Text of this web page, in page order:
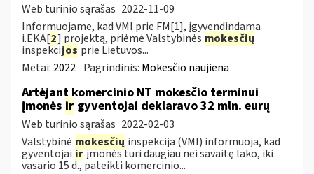
Web turinio sąrašas 2022-11-09
Informuojame, kad VMI prie FM[1], įgyvendindama
i.EKA[2] projektą, priėmė Valstybinės mokesčių
inspekcijos prie Lietuvos...
Metai: 2022 Pagrindinis: Mokesčio naujiena
Artėjant komercinio NT mokesčio terminui
įmonės ir gyventojai deklaravo 32 mln. eurų
Web turinio sąrašas 2022-02-03
Valstybinė mokesčių inspekcija (VMI) informuoja, kad
gyventojai irįmonės turi daugiau nei savaitę lako, iki
vasario 15 d., pateikti komercinio...